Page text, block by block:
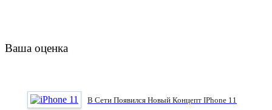
Ваша оценка
В Сети Появился Новый Концепт IPhone 11